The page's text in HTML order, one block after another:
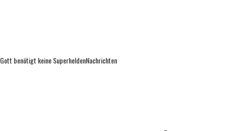
Gott benötigt keine SuperheldenNachrichten